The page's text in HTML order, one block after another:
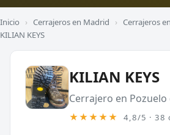
Inicio › Cerrajeros en Madrid › Cerrajeros
KILIAN KEYS
KILIAN KEYS
Cerrajero en Pozuelo
★★★★★ 4,8/5 · 38